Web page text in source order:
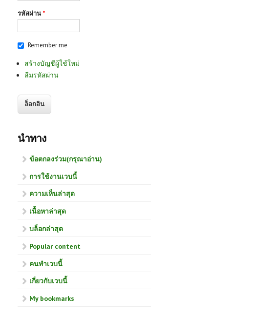
รหัสผ่าน *
Remember me
สร้างบัญชีผู้ใช้ใหม่
ลืมรหัสผ่าน
นำทาง
ข้อตกลงร่วม(กรุณาอ่าน)
การใช้งานเวบนี้
ความเห็นล่าสุด
เนื้อหาล่าสุด
บล็อกล่าสุด
Popular content
คนทำเวบนี้
เกี่ยวกับเวบนี้
My bookmarks